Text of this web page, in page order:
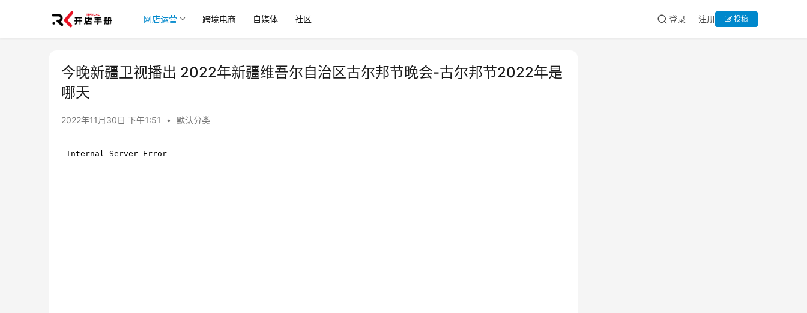
网店运营 跨境电商 自媒体 社区 登录 注册 投稿
今晚新疆卫视播出 2022年新疆维吾尔自治区古尔邦节晚会-古尔邦节2022年是
哪天
2022年11月30日 下午1:51 • 默认分类